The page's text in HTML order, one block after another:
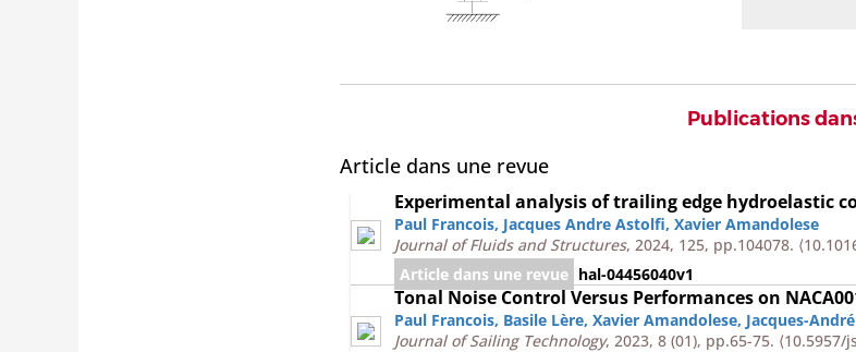
Publications
Article dans une revue
Experimental analysis of trailing edge hydroelastic
Paul Francois, Jacques Andre Astolfi, Xavier Amandolese
Journal of Fluids and Structures, 2024, 125, pp.104078.
Article dans une revue hal-04456040v1
Tonal Noise Control Versus Performances on
Paul Francois, Basile Lère, Xavier Amandolese, Jacques-
Journal of Sailing Technology, 2023, 8 (01), pp.65-75. ⟨10.5957/